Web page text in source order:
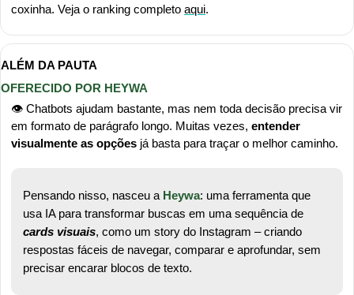
coxinha. Veja o ranking completo aqui.
ALÉM DA PAUTA
OFERECIDO POR HEYWA
👁️ Chatbots ajudam bastante, mas nem toda decisão precisa vir
em formato de parágrafo longo. Muitas vezes, entender
visualmente as opções já basta para traçar o melhor caminho.
Pensando nisso, nasceu a Heywa: uma ferramenta que
cards visuais, como um story do Instagram – criando
respostas fáceis de navegar, comparar e aprofundar, sem
precisar encarar blocos de texto.